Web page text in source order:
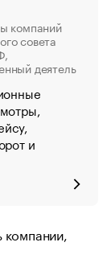
компаний
совета
деятель
и
компании,